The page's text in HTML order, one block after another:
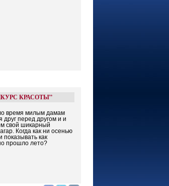
КРАСОТЫ”
время милым дамам
друг перед другом и и
свой шикарный
Когда как ни осенью
показывать как
прошло лето?